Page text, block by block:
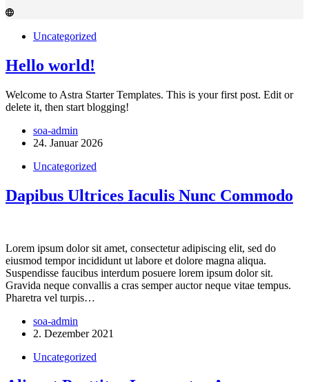
Uncategorized
Hello world!
Welcome to Astra Starter Templates. This is your first post. Edit or
delete it, then start blogging!
soa-admin
24. Januar 2026
Uncategorized
Dapibus Ultrices Iaculis Nunc Commodo
Lorem ipsum dolor sit amet, consectetur adipiscing elit, sed do
eiusmod tempor incididunt ut labore et dolore magna aliqua.
Suspendisse faucibus interdum posuere lorem ipsum dolor sit.
Gravida neque convallis a cras semper auctor neque vitae tempus.
Pharetra vel turpis…
soa-admin
2. Dezember 2021
Uncategorized